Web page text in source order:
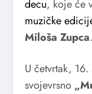
decu, koje će
muzičke
Miloša Zupca.
U četvrtak,
svojevrsno